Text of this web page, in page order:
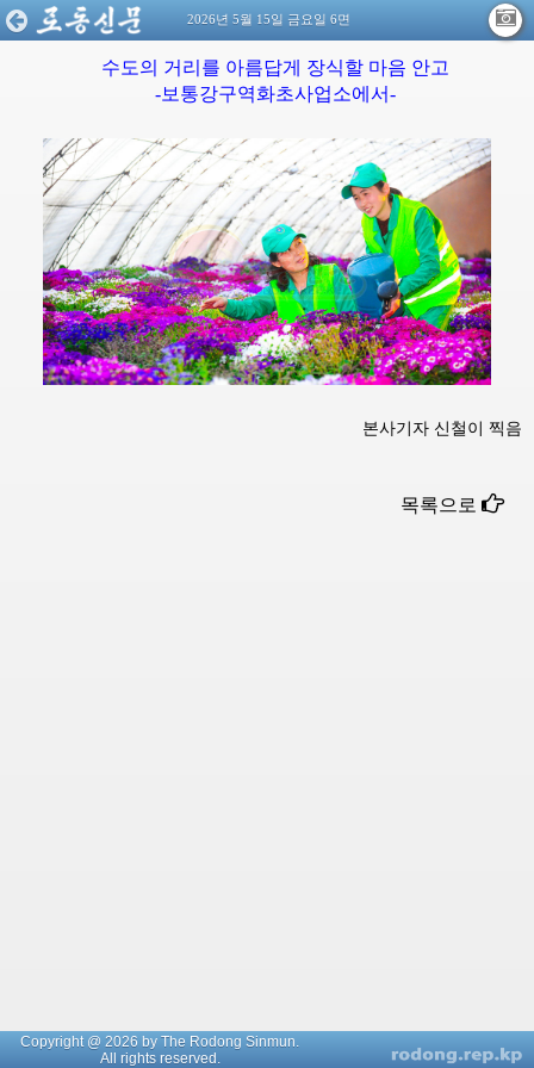
2026년 5월 15일 금요일 6면
수도의 거리를 아름답게 장식할 마음 안고
-보통강구역화초사업소에서-
본사기자 신철이 찍음
목록으로
Copyright @ 2026 by The Rodong Sinmun.
All rights reserved.